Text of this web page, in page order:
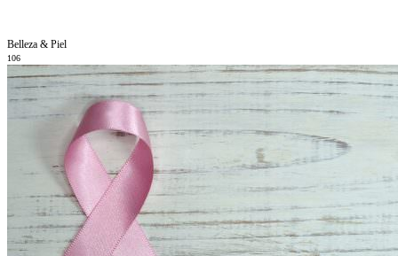
Belleza & Piel
106